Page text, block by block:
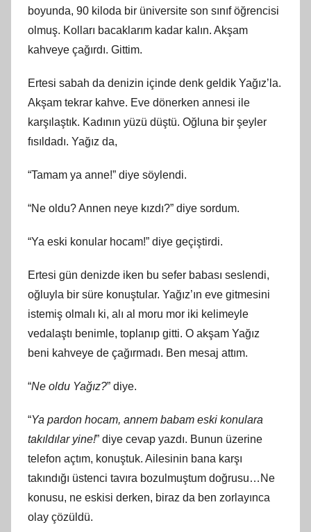
boyunda, 90 kiloda bir üniversite son sınıf öğrencisi
olmuş. Kolları bacaklarım kadar kalın. Akşam
kahveye çağırdı. Gittim.
Ertesi sabah da denizin içinde denk geldik Yağız’la.
Akşam tekrar kahve. Eve dönerken annesi ile
karşılaştık. Kadının yüzü düştü. Oğluna bir şeyler
fısıldadı. Yağız da,
“Tamam ya anne!” diye söylendi.
“Ne oldu? Annen neye kızdı?” diye sordum.
“Ya eski konular hocam!” diye geçiştirdi.
Ertesi gün denizde iken bu sefer babası seslendi,
oğluyla bir süre konuştular. Yağız’ın eve gitmesini
istemiş olmalı ki, alı al moru mor iki kelimeyle
vedalaştı benimle, toplanıp gitti. O akşam Yağız
beni kahveye de çağırmadı. Ben mesaj attım.
“Ne oldu Yağız?” diye.
“Ya pardon hocam, annem babam eski konulara
takıldılar yine!” diye cevap yazdı. Bunun üzerine
telefon açtım, konuştuk. Ailesinin bana karşı
takındığı üstenci tavıra bozulmuştum doğrusu…Ne
konusu, ne eskisi derken, biraz da ben zorlayınca
olay çözüldü.